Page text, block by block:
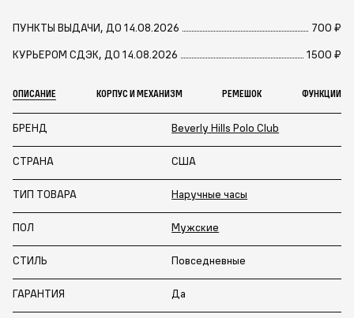
ПУНКТЫ ВЫДАЧИ, ДО 14.08.2026
700 ₽
КУРЬЕРОМ СДЭК, ДО 14.08.2026
1500 ₽
ОПИСАНИЕ КОРПУС И МЕХАНИЗМ РЕМЕШОК ФУНКЦИИ
БРЕНД Beverly Hills Polo Club
СТРАНА США
ТИП ТОВАРА Наручные часы
ПОЛ Мужские
СТИЛЬ Повседневные
ГАРАНТИЯ Да